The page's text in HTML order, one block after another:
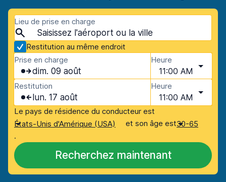
Lieu de prise en charge
Restitution au même endroit
Prise en charge
dim. 09 août
Heure
11:00 AM
Restitution
lun. 17 août
Heure
11:00 AM
Le pays de résidence du conducteur est
États-Unis d'Amérique (USA)
et son âge est30-65
.
Recherchez maintenant